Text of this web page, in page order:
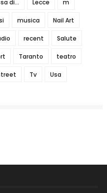
di... Lecce m
musica Nail Art
recent Salute
Taranto teatro
Tv Usa